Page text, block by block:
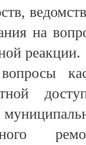
на
реакции.